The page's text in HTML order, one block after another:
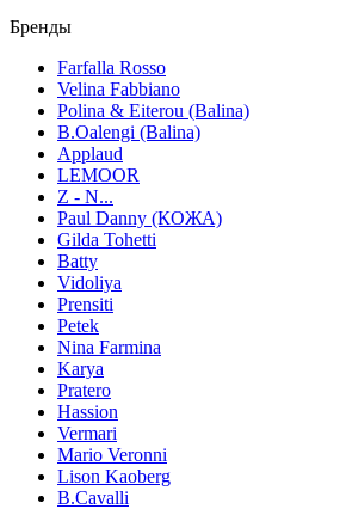
Бренды
Farfalla Rosso
Velina Fabbiano
Polina & Eiterou (Balina)
B.Oalengi (Balina)
Applaud
LEMOOR
Z - N...
Paul Danny (КОЖА)
Gilda Tohetti
Batty
Vidoliya
Prensiti
Petek
Nina Farmina
Karya
Pratero
Hassion
Vermari
Mario Veronni
Lison Kaoberg
B.Cavalli